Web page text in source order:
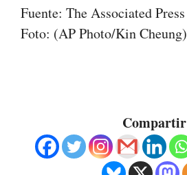
Fuente: The Associated Press
Foto: (AP Photo/Kin Cheung)
Compartir